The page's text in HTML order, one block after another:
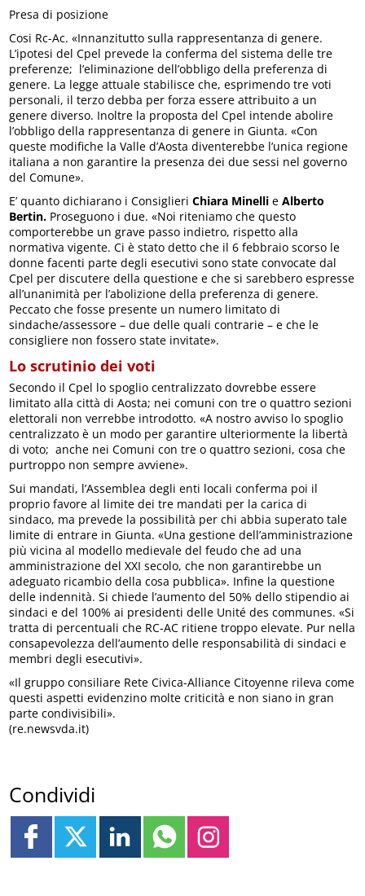
Presa di posizione
Cosi Rc-Ac. «Innanzitutto sulla rappresentanza di genere.
L’ipotesi del Cpel prevede la conferma del sistema delle tre
preferenze; l’eliminazione dell’obbligo della preferenza di
genere. La legge attuale stabilisce che, esprimendo tre voti
personali, il terzo debba per forza essere attribuito a un
genere diverso. Inoltre la proposta del Cpel intende abolire
l’obbligo della rappresentanza di genere in Giunta. «Con
queste modifiche la Valle d’Aosta diventerebbe l’unica regione
italiana a non garantire la presenza dei due sessi nel governo
del Comune».
E’ quanto dichiarano i ConsiglieriChiara Minelli eAlberto
Bertin. Proseguono i due. «Noi riteniamo che questo
comporterebbe un grave passo indietro, rispetto alla
normativa vigente. Ci è stato detto che il 6 febbraio scorso le
donne facenti parte degli esecutivi sono state convocate dal
Cpel per discutere della questione e che si sarebbero espresse
all’unanimità per l’abolizione della preferenza di genere.
Peccato che fosse presente un numero limitato di
sindache/assessore – due delle quali contrarie – e che le
consigliere non fossero state invitate».
Lo scrutinio dei voti
Secondo il Cpel lo spoglio centralizzato dovrebbe essere
limitato alla città di Aosta; nei comuni con tre o quattro sezioni
elettorali non verrebbe introdotto. «A nostro avviso lo spoglio
centralizzato è un modo per garantire ulteriormente la libertà
di voto; anche nei Comuni con tre o quattro sezioni, cosa che
purtroppo non sempre avviene».
Sui mandati, l’Assemblea degli enti locali conferma poi il
proprio favore al limite dei tre mandati per la carica di
sindaco, ma prevede la possibilità per chi abbia superato tale
limite di entrare in Giunta. «Una gestione dell’amministrazione
più vicina al modello medievale del feudo che ad una
amministrazione del XXI secolo, che non garantirebbe un
adeguato ricambio della cosa pubblica». Infine la questione
delle indennità. Si chiede l’aumento del 50% dello stipendio ai
sindaci e del 100% ai presidenti delle Unité des communes. «Si
tratta di percentuali che RC-AC ritiene troppo elevate. Pur nella
consapevolezza dell’aumento delle responsabilità di sindaci e
membri degli esecutivi».
«Il gruppo consiliare Rete Civica-Alliance Citoyenne rileva come
questi aspetti evidenzino molte criticità e non siano in gran
parte condivisibili».
(re.newsvda.it)
Condividi